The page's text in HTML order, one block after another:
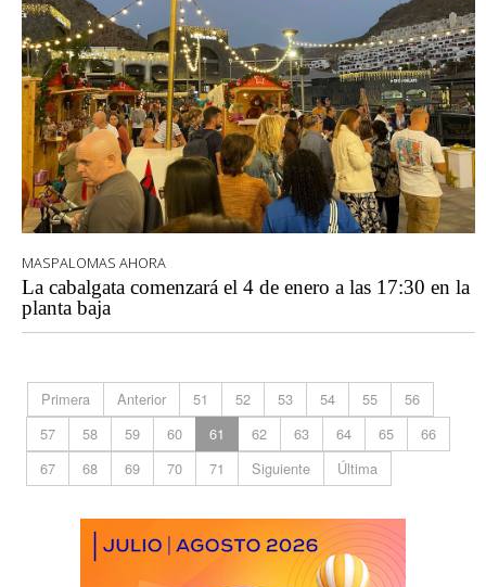
MASPALOMAS AHORA
La cabalgata comenzará el 4 de enero a las 17:30 en la
planta baja
Primera Anterior 51 52 53 54 55
56
57
58 59 60 61 62 63 64 65
66
67
68 69 70 71 Siguiente Última